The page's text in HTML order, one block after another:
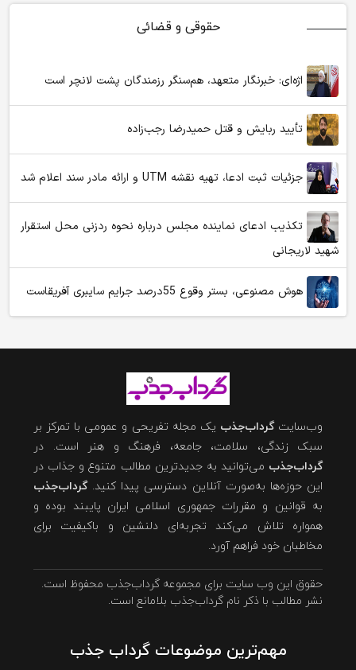
حقوقی و قضائی
اژه‌ای: خبرنگار متعهد، هم‌سنگر رزمندگان پشت لانچر است
تأیید ربایش و قتل حمیدرضا رجب‌زاده
جزئیات ثبت ادعا، تهیه نقشه UTM و ارائه مادر سند اعلام شد
تکذیب ادعای نماینده مجلس درباره نحوه ردزنی محل استقرار
شهید لاریجانی
هوش مصنوعی، بستر وقوع 55درصد جرایم سایبری آفریقاست
وب‌سایتگرداب‌جذب یک مجله تفریحی و عمومی با تمرکز بر
سبک زندگی، سلامت، جامعه، فرهنگ و هنر است. در
گرداب‌جذب می‌توانید به جدیدترین مطالب متنوع و جذاب در
این حوزه‌ها به‌صورت آنلاین دسترسی پیدا کنید.گرداب‌جذب
به قوانین و مقررات جمهوری اسلامی ایران پایبند بوده و
همواره تلاش می‌کند تجربه‌ای دلنشین و باکیفیت برای
مخاطبان خود فراهم آورد.
حقوق این وب سایت برای مجموعه گرداب‌جذب محفوظ است.
نشر مطالب با ذکر نام گرداب‌جذب بلامانع است.
مهم‌ترین موضوعات گرداب جذب